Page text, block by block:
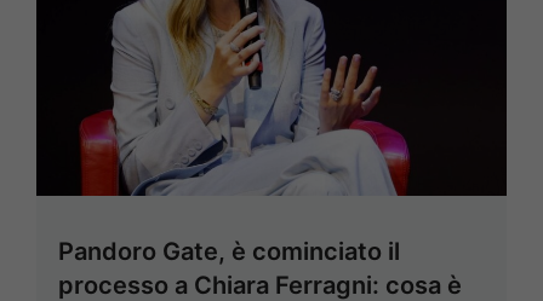
Pandoro Gate, è cominciato il
processo a Chiara Ferragni: cosa è